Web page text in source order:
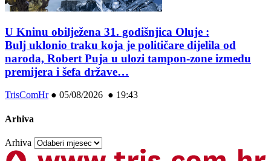
U Kninu obilježena 31. godišnjica Oluje :
Bulj uklonio traku koja je političare dijelila od
naroda, Robert Puja u ulozi tampon-zone između
premijera i šefa države…
TrisComHr● 05/08/2026 ● 19:43
Arhiva
Arhiva